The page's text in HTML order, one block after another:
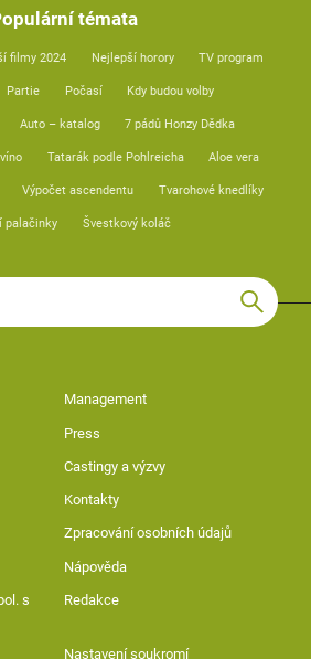
témata
filmy 2024 Nejlepší horory TV program
Partie Počasí Kdy budou volby
Auto – katalog 7 pádů Honzy Dědka
Tatarák podle Pohlreicha Aloe vera
Výpočet ascendentu Tvarohové knedlíky
palačinky Švestkový koláč
Management
Press
Castingy a výzvy
Kontakty
Zpracování osobních údajů
Nápověda
s
Redakce
Nastavení soukromí